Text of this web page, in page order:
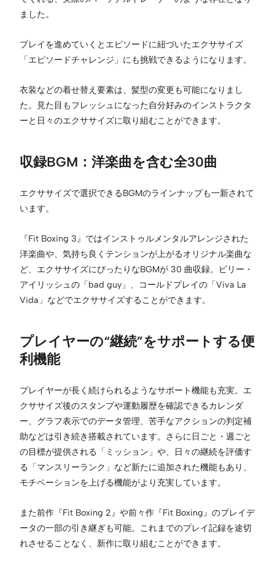
ました。
プレイを進めていくとエピソードに紐づいたエクササイズ
「エピソードチャレンジ」にも挑戦できるようになります。
衣装などの着せ替え要素は、髪型の変更も可能になりまし
た。見た目もフレッシュになった自分好みのインストラクタ
ーと日々のエクササイズに取り組むことができます。
収録BGM：洋楽曲を含む全30曲
エクササイズで選択できるBGMのラインナップも一新されて
います。
『Fit Boxing 3』ではインストゥルメンタルアレンジされた
洋楽曲や、気持ち良くテンションが上がるオリジナル楽曲な
ど、エクササイズにぴったりなBGMが 30 曲収録。ビリー・
アイリッシュの「bad guy」、コールドプレイの「Viva La
Vida」などでエクササイズすることができます。
プレイヤーの“継続”をサポートする便
利機能
プレイヤーが長く続けられるようなサポート機能も充実。エ
クササイズ後のスタンプや運動履歴を確認できるカレンダ
ー、グラフ表示でのデータ管理、苦手なアクションの判定補
助などは引き続き搭載されています。さらに日ごと・週ごと
の目標が提供される「ミッション」や、日々の継続を評価す
る「マンスリーランク」など新たに追加された機能もあり、
モチベーションを上げる機能がより充実しています。
また前作『Fit Boxing 2』や前々作『Fit Boxing』のプレイデ
ータの一部の引き継ぎも可能。これまでのプレイ記録を途切
れさせることなく、新作に取り組むことができます。